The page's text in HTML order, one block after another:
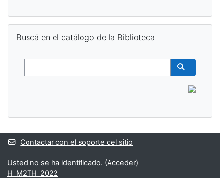
Buscá en el catálogo de la Biblioteca
Buscar
Contactar con el soporte del sitio
Usted no se ha identificado. (Acceder)
H_M2TH_2022